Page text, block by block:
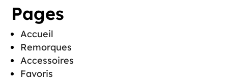
Pages
Accueil
Remorques
Accessoires
Favoris